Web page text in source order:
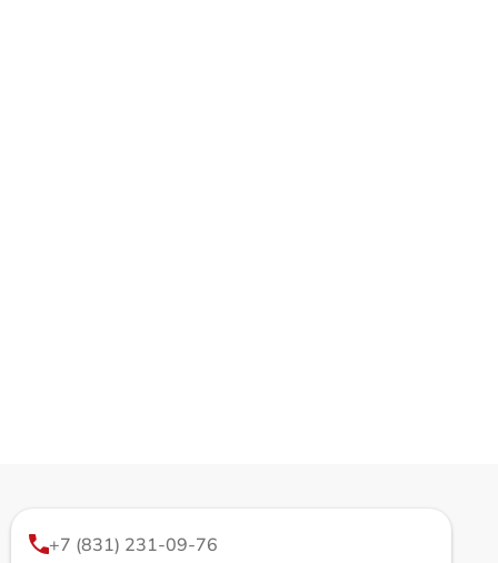
+7 (831) 231-09-76